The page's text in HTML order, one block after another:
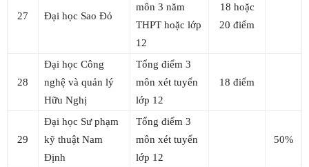
27 Đại học Sao Đỏ
môn 3 năm
THPT hoặc lớp
12
18 hoặc
20 điểm
28
Đại học Công
nghệ và quản lý
Hữu Nghị
Tổng điểm 3
môn xét tuyển
lớp 12
18 điểm
29
Đại học Sư phạm
kỹ thuật Nam
Định
Tổng điểm 3
môn xét tuyển
lớp 12
50%